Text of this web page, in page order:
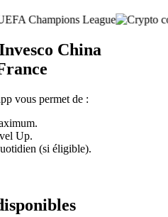
China
vous permet de :
Up.
(si éligible).